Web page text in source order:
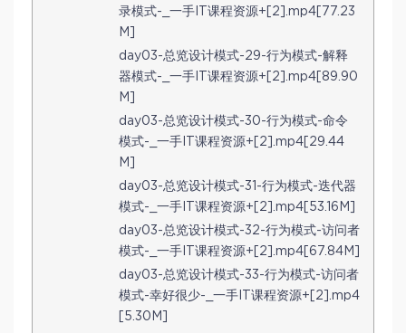
录模式-_一手IT课程资源+[2].mp4[77.23
M]
day03-总览设计模式-29-行为模式-解释
器模式-_一手IT课程资源+[2].mp4[89.90
M]
day03-总览设计模式-30-行为模式-命令
模式-_一手IT课程资源+[2].mp4[29.44
M]
day03-总览设计模式-31-行为模式-迭代器
模式-_一手IT课程资源+[2].mp4[53.16M]
day03-总览设计模式-32-行为模式-访问者
模式-_一手IT课程资源+[2].mp4[67.84M]
day03-总览设计模式-33-行为模式-访问者
模式-幸好很少-_一手IT课程资源+[2].mp4
[5.30M]